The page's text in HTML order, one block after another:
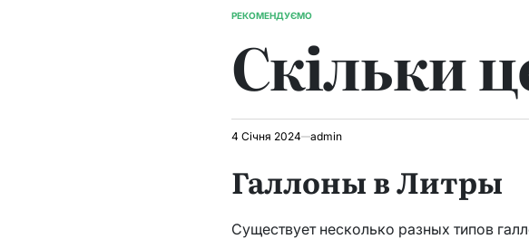
ОПУБЛІКУВАТИ
РЕКОМЕНДУЄМО
Скільки
4 Січня 2024 admin
Галлоны в Литры
Существует несколько разных типов